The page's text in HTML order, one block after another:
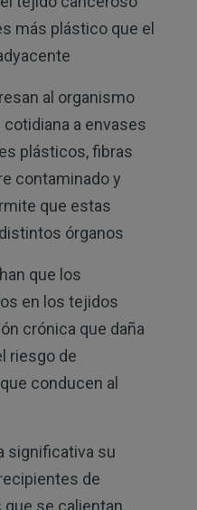
más plástico que el
al organismo
a envases
plásticos, fibras
contaminado y
que estas
órganos
que los
en los tejidos
crónica que daña
riesgo de
conducen al
significativa su
de
se calientan,